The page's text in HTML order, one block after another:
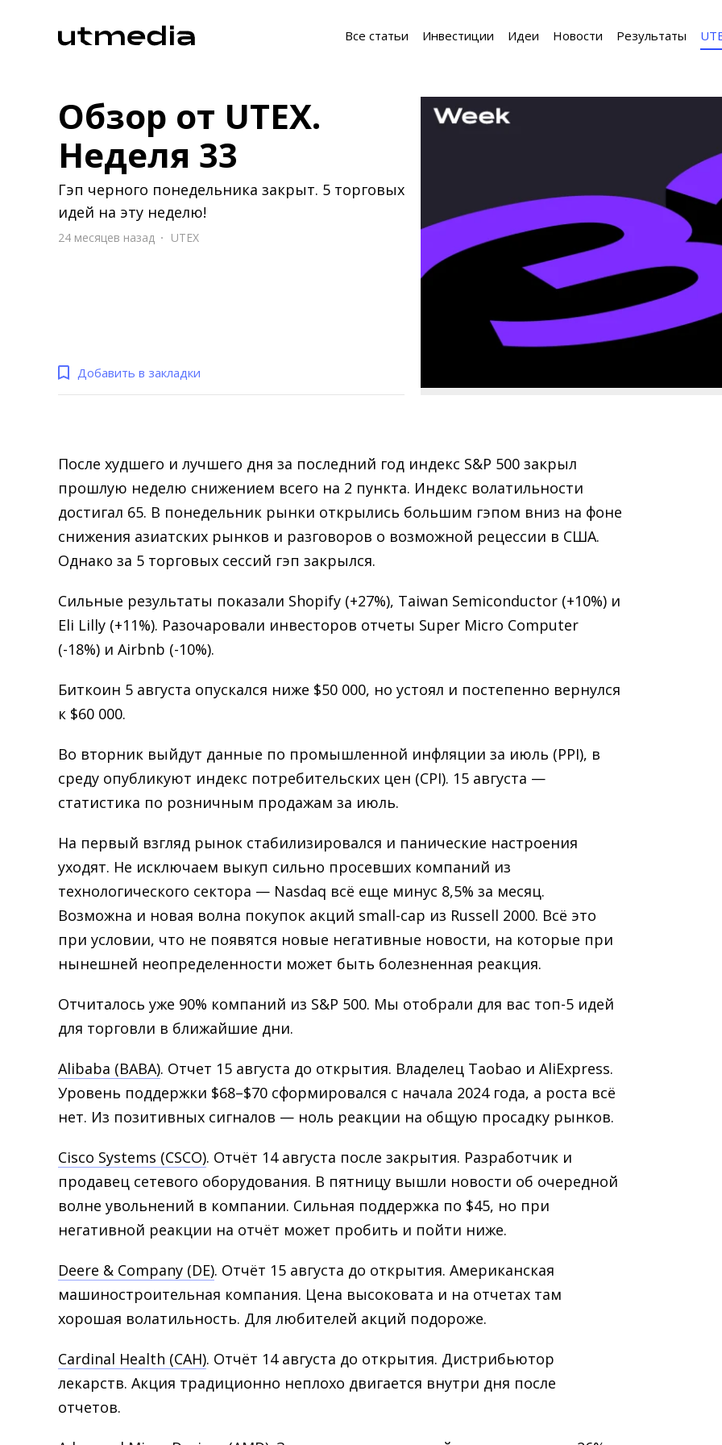
Все статьи Инвестиции Идеи Новости Результаты
Обзор от UTEX.
Неделя 33
Гэп черного понедельника закрыт. 5 торговых
идей на эту неделю!
24 месяцев назад UTEX
Добавить в закладки
После худшего и лучшего дня за последний год индекс S&P 500 закрыл
прошлую неделю снижением всего на 2 пункта. Индекс волатильности
достигал 65. В понедельник рынки открылись большим гэпом вниз на фоне
снижения азиатских рынков и разговоров о возможной рецессии в США.
Однако за 5 торговых сессий гэп закрылся.
Сильные результаты показали Shopify (+27%), Taiwan Semiconductor (+10%) и
Eli Lilly (+11%). Разочаровали инвесторов отчеты Super Micro Computer
(-18%) и Airbnb (-10%).
Биткоин 5 августа опускался ниже $50 000, но устоял и постепенно вернулся
к $60 000.
Во вторник выйдут данные по промышленной инфляции за июль (PPI), в
среду опубликуют индекс потребительских цен (CPI). 15 августа —
статистика по розничным продажам за июль.
На первый взгляд рынок стабилизировался и панические настроения
уходят. Не исключаем выкуп сильно просевших компаний из
технологического сектора — Nasdaq всё еще минус 8,5% за месяц.
Возможна и новая волна покупок акций small-cap из Russell 2000. Всё это
при условии, что не появятся новые негативные новости, на которые при
нынешней неопределенности может быть болезненная реакция.
Отчиталось уже 90% компаний из S&P 500. Мы отобрали для вас топ-5 идей
для торговли в ближайшие дни.
Alibaba (BABA). Отчет 15 августа до открытия. Владелец Taobao и AliExpress.
Уровень поддержки $68–$70 сформировался с начала 2024 года, а роста всё
нет. Из позитивных сигналов — ноль реакции на общую просадку рынков.
Cisco Systems (CSCO). Отчёт 14 августа после закрытия. Разработчик и
продавец сетевого оборудования. В пятницу вышли новости об очередной
волне увольнений в компании. Сильная поддержка по $45, но при
негативной реакции на отчёт может пробить и пойти ниже.
Deere & Company (DE). Отчёт 15 августа до открытия. Американская
машиностроительная компания. Цена высоковата и на отчетах там
хорошая волатильность. Для любителей акций подороже.
Cardinal Health (CAH). Отчёт 14 августа до открытия. Дистрибьютор
лекарств. Акция традиционно неплохо двигается внутри дня после
отчетов.